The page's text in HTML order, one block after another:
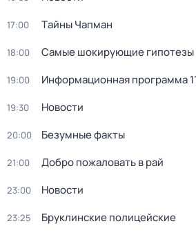
17:00 Тaйны Чапман
18:00 Самые шoкиpующие гипотезы
19:00 Информационная программа
19:30 Новости
20:00 Безумные факты
21:00 Добро пожаловать в рай
23:00 Новости
23:25 Бруклинские полицейские